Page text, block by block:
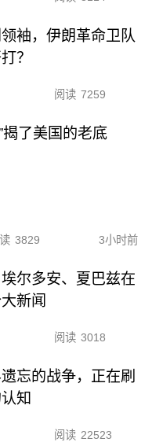
袖，伊朗革命卫队
？
阅读 7259
揭了美国的老底
3829 3小时前
尔多安、夏巴兹在
新闻
阅读 3018
忘的战争，正在刷
知
阅读 22523